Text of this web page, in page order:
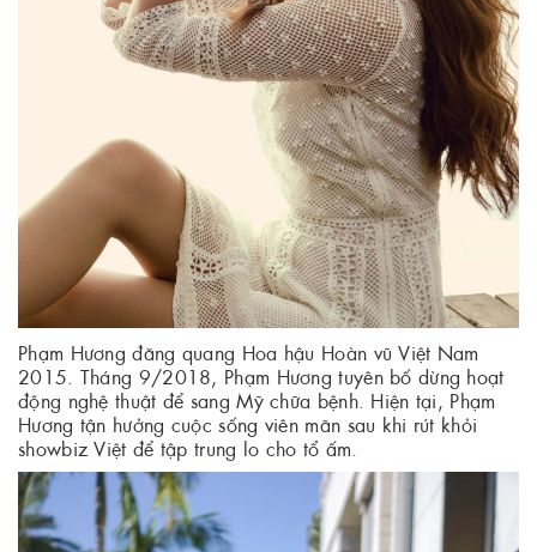
Phạm Hương đăng quang Hoa hậu Hoàn vũ Việt Nam
2015. Tháng 9/2018, Phạm Hương tuyên bố dừng hoạt
động nghệ thuật để sang Mỹ chữa bệnh. Hiện tại, Phạm
Hương tận hưởng cuộc sống viên mãn sau khi rút khỏi
showbiz Việt để tập trung lo cho tổ ấm.